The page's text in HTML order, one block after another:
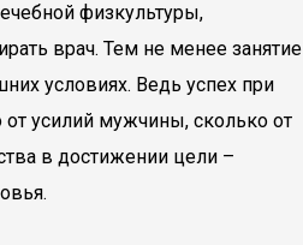
физкультуры,
врач. Тем не менее занятие
условиях. Ведь успех при
усилий мужчины, сколько от
в достижении цели –